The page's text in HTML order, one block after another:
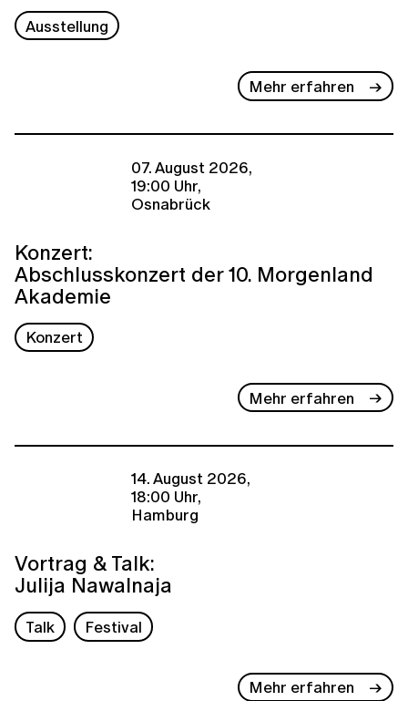
Ausstellung
Mehr erfahren
07. August 2026,
19:00 Uhr,
Osnabrück
Konzert:
Abschlusskonzert der 10. Morgenland
Akademie
Konzert
Mehr erfahren
14. August 2026,
18:00 Uhr,
Hamburg
Vortrag & Talk:
Julija Nawalnaja
Talk Festival
Mehr erfahren